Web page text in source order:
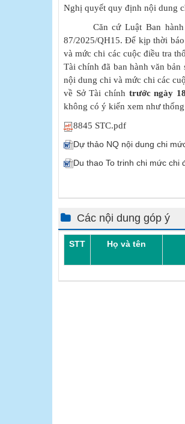
Nghị quyết quy định nội dung
Căn cứ Luật Ban hành
87/2025/QH15. Để kịp thời
và mức chi các cuộc điều tra
Tài chính đã ban hành văn
nội dung chi và mức chi các
về Sở Tài chính trước ngày
không có ý kiến xem như
8845 STC.pdf
Dự thảo NQ nội dung chi
Du thao To trinh chi mức chi
Các nội dung góp ý
STT Họ và tên